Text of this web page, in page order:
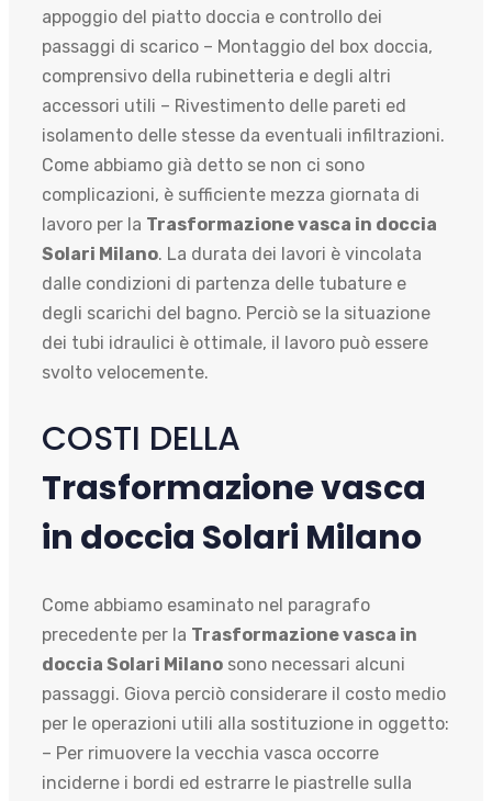
appoggio del piatto doccia e controllo dei
passaggi di scarico – Montaggio del box doccia,
comprensivo della rubinetteria e degli altri
accessori utili – Rivestimento delle pareti ed
isolamento delle stesse da eventuali infiltrazioni.
Come abbiamo già detto se non ci sono
complicazioni, è sufficiente mezza giornata di
lavoro per la Trasformazione vasca in doccia
Solari Milano. La durata dei lavori è vincolata
dalle condizioni di partenza delle tubature e
degli scarichi del bagno. Perciò se la situazione
dei tubi idraulici è ottimale, il lavoro può essere
svolto velocemente.
COSTI DELLA
Trasformazione vasca
in doccia Solari Milano
Come abbiamo esaminato nel paragrafo
precedente per la Trasformazione vasca in
doccia Solari Milano sono necessari alcuni
passaggi. Giova perciò considerare il costo medio
per le operazioni utili alla sostituzione in oggetto:
– Per rimuovere la vecchia vasca occorre
inciderne i bordi ed estrarre le piastrelle sulla